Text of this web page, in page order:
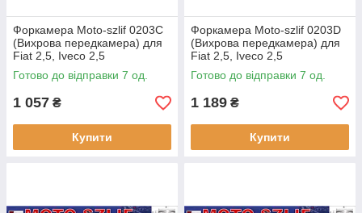
Форкамера Moto-szlif 0203C
(Вихрова передкамера) для
Fiat 2,5, Iveco 2,5
Готово до відправки 7 од.
1 057 ₴
Купити
Форкамера Moto-szlif 0203D
(Вихрова передкамера) для
Fiat 2,5, Iveco 2,5
Готово до відправки 7 од.
1 189 ₴
Купити